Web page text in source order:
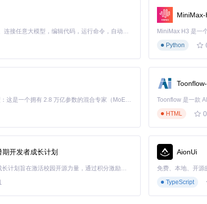
用价值
，它还能在多个场景中发挥实际作用，成为你的得力助手。
缓解工作压力
时刻
助手：
管理待办事项
宠会监督你完成工作
Claude Code 的开源替代方案。连接任意大模型，编辑代码，运行命令，自动验证 — 全自动执行。用 Rust 构建，极致性能。 ｜ An open-source alternative to Claude Code. Connect any LLM, edit code, run commands, and verify changes — autonomously. Built in Rust for speed. Get Started
MiniMax-
Python
Kimi K3 是Kimi能力最强的模型：这是一个拥有 2.8 万亿参数的混合专家（MoE）模型，具备原生视觉理解能力，并支持 100 万 token 的上下文窗口。
HTML
0
开发者成长计划
「源启盛夏」暑期校园开发者成长计划旨在激活校园开源力量，通过积分激励、认证扶持、资源倾斜等形式，引导高校组织和开发者完成「入驻 — 建项目 — 做贡献 — 获认证 — 得资源」的完整闭环。无论你是想带领社团入驻平台的组织者，还是希望用代码贡献证明自己的开发者，都能在这里找到属于你的成长路径。
AionUi
TypeScript